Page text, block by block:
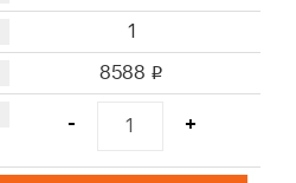
1
8588 i
- +